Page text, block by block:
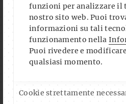
funzioni per analizzare il
nostro sito web. Puoi
informazioni su tali
funzionamento nella
Puoi rivedere e
qualsiasi momento.
Cookie strettamente